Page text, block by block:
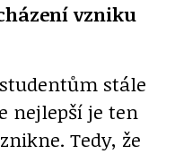
vzniku
stále
nejlepší je ten
Tedy, že